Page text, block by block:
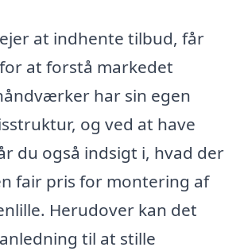
at indhente tilbud, får
at forstå markedet
har sin egen
og ved at have
du også indsigt i, hvad der
fair pris for montering af
Herudover kan det
til at stille